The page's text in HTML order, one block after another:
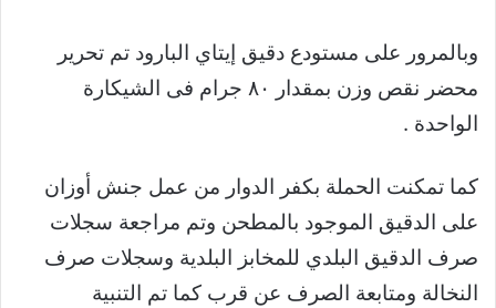
وبالمرور على مستودع دقيق إيتاي البارود تم تحرير
محضر نقص وزن بمقدار ٨٠ جرام فى الشيكارة
الواحدة .
كما تمكنت الحملة بكفر الدوار من عمل جنش أوزان
على الدقيق الموجود بالمطحن وتم مراجعة سجلات
صرف الدقيق البلدي للمخابز البلدية وسجلات صرف
النخالة ومتابعة الصرف عن قرب كما تم التنبية